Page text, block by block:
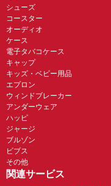
シューズ
コースター
オーディオ
ケース
電子タバコケース
キャップ
キッズ・ベビー用品
エプロン
ウィンドブレーカー
アンダーウェア
ハッピ
ジャージ
ブルゾン
ビブス
その他
関連サービス